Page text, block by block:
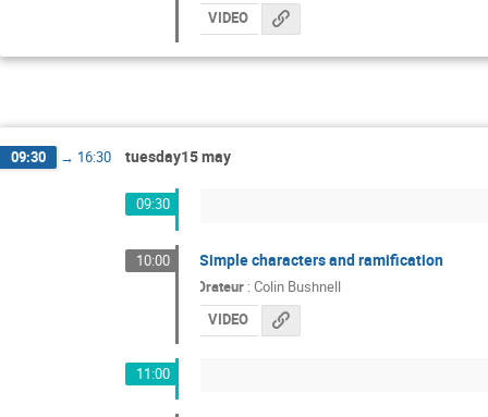
VIDEO
09:30 → 16:30 tuesday15 may
09:30
10:00 Simple characters and ramification
Orateur :Colin Bushnell
VIDEO
11:00